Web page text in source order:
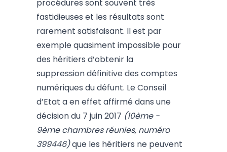
procédures sont souvent très
fastidieuses et les résultats sont
rarement satisfaisant. Il est par
exemple quasiment impossible pour
des héritiers d’obtenir la
suppression définitive des comptes
numériques du défunt. Le Conseil
d’Etat a en effet affirmé dans une
décision du 7 juin 2017 (10ème -
9ème chambres réunies, numéro
399446)que les héritiers ne peuvent